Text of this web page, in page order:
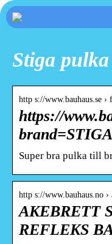
Stiga
http s://www.bauhaus.se
https://
Super bra pulka till
http s://www.bauhaus.no
AKEBRETT
REFLEKS